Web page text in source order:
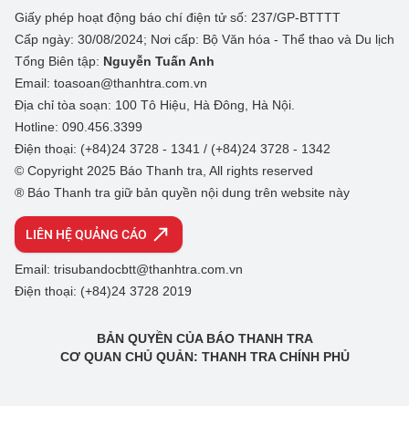
Giấy phép hoạt động báo chí điện tử số: 237/GP-BTTTT
Cấp ngày: 30/08/2024; Nơi cấp: Bộ Văn hóa - Thể thao và Du lịch
Tổng Biên tập: Nguyễn Tuấn Anh
Email: toasoan@thanhtra.com.vn
Địa chỉ tòa soạn: 100 Tô Hiệu, Hà Đông, Hà Nội.
Hotline: 090.456.3399
Điện thoại: (+84)24 3728 - 1341 / (+84)24 3728 - 1342
© Copyright 2025 Báo Thanh tra, All rights reserved
® Báo Thanh tra giữ bản quyền nội dung trên website này
LIÊN HỆ QUẢNG CÁO
Email: trisubandocbtt@thanhtra.com.vn
Điện thoại: (+84)24 3728 2019
BẢN QUYỀN CỦA BÁO THANH TRA
CƠ QUAN CHỦ QUẢN: THANH TRA CHÍNH PHỦ